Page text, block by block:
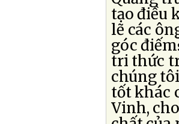
tạo điều
lẽ các
góc
tri thức
chúng
tốt khác
Vinh,